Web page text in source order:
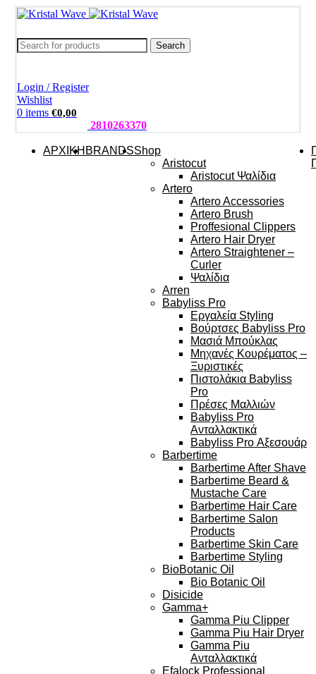
Search
Login / Register
Wishlist
0 items €0,00
2810263370
ΑΡΧΙΚΗ BRANDSShop
Aristocut
Aristocut Ψαλίδια
Artero
Artero Accessories
Artero Brush
Proffesional Clippers
Artero Hair Dryer
Artero Straightener –
Curler
Ψαλίδια
Arren
Babyliss Pro
Εργαλεία Styling
Βούρτσες Babyliss Pro
Μασιά Μπούκλας
Μηχανές Κουρέματος –
Ξυριστικές
Πιστολάκια Babyliss
Pro
Πρέσες Μαλλιών
Babyliss Pro
Ανταλλακτικά
Babyliss Pro Αξεσουάρ
Barbertime
Barbertime After Shave
Barbertime Beard &
Mustache Care
Barbertime Hair Care
Barbertime Salon
Products
Barbertime Skin Care
Barbertime Styling
BioBotanic Oil
Bio Botanic Oil
Disicide
Gamma+
Gamma Piu Clipper
Gamma Piu Hair Dryer
Gamma Piu
Ανταλλακτικά
Efalock Professional